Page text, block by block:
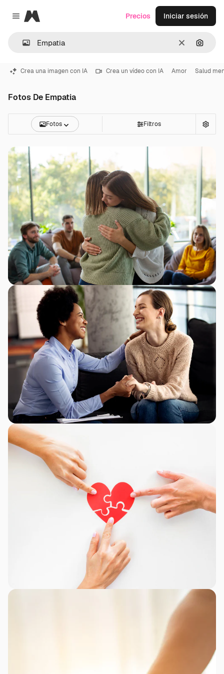
Close menu
Magnific
Borrar
Precios Iniciar sesión
Crea una imagen con IA Crea un vídeo con IA Amor Salud
Fotos De Empatia
Fotos Filtros